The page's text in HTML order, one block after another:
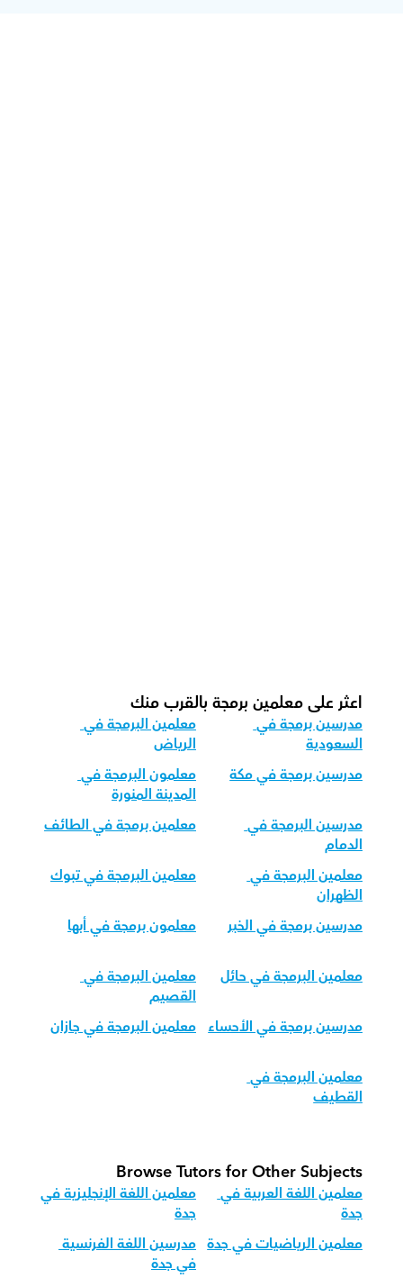
اعثر على معلمين برمجة بالقرب منك
مدرسين برمجة في
السعودية
معلمين البرمجة في
الرياض
مدرسين برمجة في مكة
معلمون البرمجة في
المدينة المنورة
مدرسين البرمجة في
الدمام
معلمين برمجة في الطائف
معلمين البرمجة في
الظهران
معلمين البرمجة في تبوك
مدرسين برمجة في الخبر
معلمون برمجة في أبها
معلمين البرمجة في حائل
معلمين البرمجة في
القصيم
مدرسين برمجة في الأحساء معلمين البرمجة في جازان
معلمين البرمجة في
القطيف
Browse Tutors for Other Subjects
معلمين اللغة العربية في
جدة
معلمين اللغة الإنجليزية في
جدة
معلمين الرياضيات في جدة
مدرسين اللغة الفرنسية
في جدة